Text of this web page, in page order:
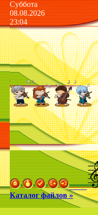
Суббота
08.08.2026
23:04
Каталог файлов »